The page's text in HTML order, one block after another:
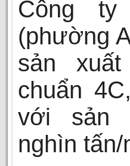
Công ty
(phường
sản
chuẩn
với sản
nghìn tấn/